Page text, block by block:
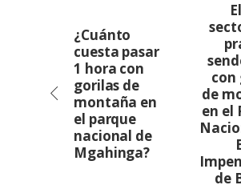
¿Cuánto
cuesta pasar
1 hora con
gorilas de
montaña en
el parque
nacional de
Mgahinga?
con
de
en el
de